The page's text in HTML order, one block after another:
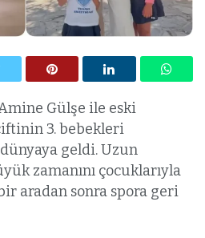
Gülşe ile eski
3. bebekleri
geldi. Uzun
zamanını çocuklarıyla
aradan sonra spora geri